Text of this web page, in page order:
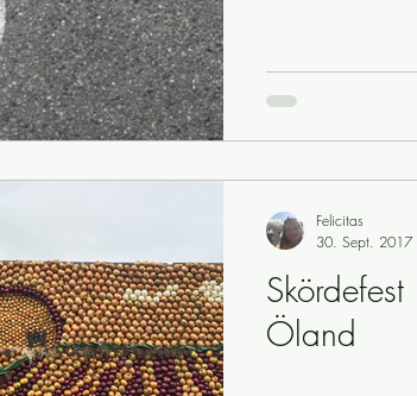
Öland
Felicitas
30. Sept. 2017